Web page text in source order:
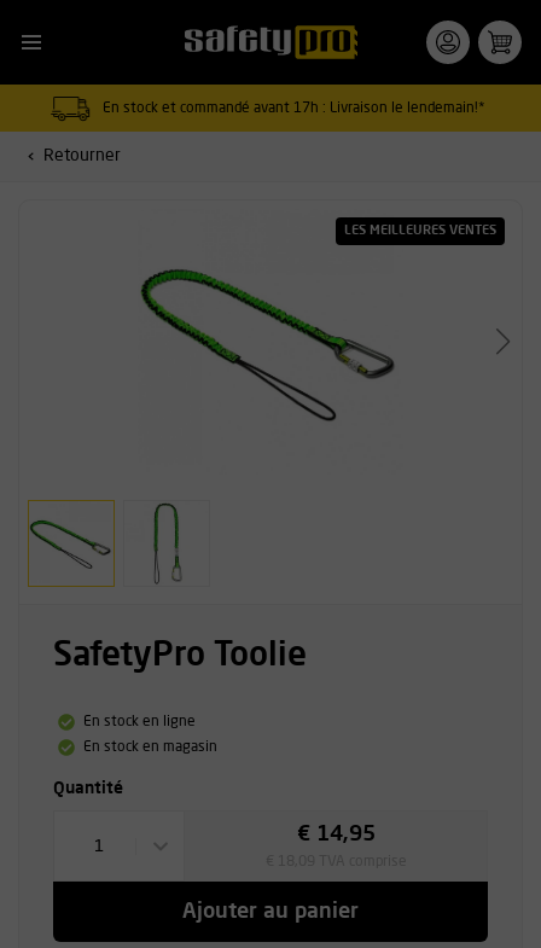
En stock et commandé avant 17h : Livraison le lendemain!*
Retourner
LES MEILLEURES VENTES
SafetyPro Toolie
En stock en ligne
En stock en magasin
Quantité
1
€ 14,95
Ajouter au panier